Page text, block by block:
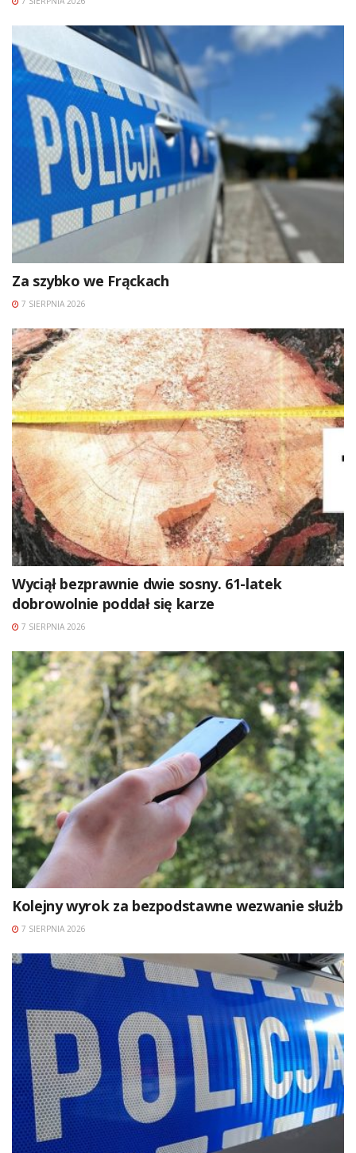
Za szybko we Frąckach
7 SIERPNIA 2026
Wyciął bezprawnie dwie sosny. 61-latek
dobrowolnie poddał się karze
7 SIERPNIA 2026
Kolejny wyrok za bezpodstawne wezwanie służb
7 SIERPNIA 2026